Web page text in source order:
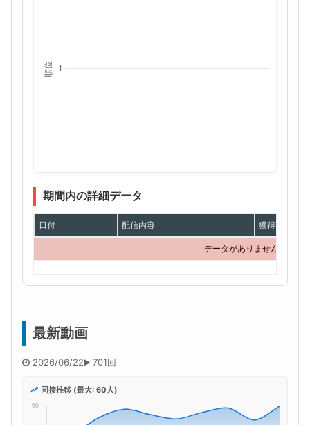
期間内の詳細データ
日付 配信内容 獲得額
データがありません
最新動画
2026/06/22 701回
同接推移 (最大: 60人)